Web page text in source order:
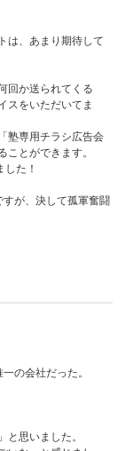
は、あまり期待して
回か送られてくる
スをいただいてま
塾専用チラシ広告会
とができます。
た！
が、決して孤軍奮闘
の会社だった。
思いました。